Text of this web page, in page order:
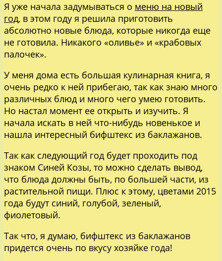
Я уже начала задумываться о меню на новый
год, в этом году я решила приготовить
абсолютно новые блюда, которые никогда еще
не готовила. Никакого «оливье» и «крабовых
палочек».
У меня дома есть большая кулинарная книга, я
очень редко к ней прибегаю, так как знаю много
различных блюд и много чего умею готовить.
Но настал момент ее открыть и изучить. Я
начала искать в ней что-нибудь новенькое и
нашла интересный бифштекс из баклажанов.
Так как следующий год будет проходить под
знаком Синей Козы, то можно сделать вывод,
что блюда должны быть, по большей части, из
растительной пищи. Плюс к этому, цветами 2015
года будут синий, голубой, зеленый,
фиолетовый.
Так что, я думаю, бифштекс из баклажанов
придется очень по вкусу хозяйке года!